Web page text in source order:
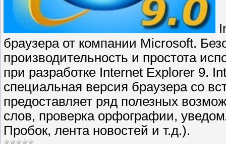
браузера от компании Microsoft.
производительность и простота
при разработке Internet Explorer 9.
специальная версия браузера со
предоставляет ряд полезных
слов, проверка орфографии,
Пробок, лента новостей и т.д.).